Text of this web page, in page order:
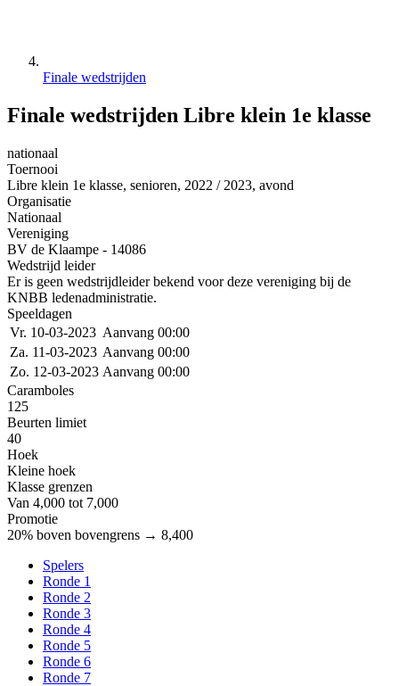
Finale wedstrijden
Finale wedstrijden Libre klein 1e klasse
nationaal
Toernooi
Libre klein 1e klasse, senioren, 2022 / 2023, avond
Organisatie
Nationaal
Vereniging
BV de Klaampe - 14086
Wedstrijd leider
Er is geen wedstrijdleider bekend voor deze vereniging bij de
KNBB ledenadministratie.
Speeldagen
Vr. 10-03-2023 Aanvang 00:00
Za. 11-03-2023 Aanvang 00:00
Zo. 12-03-2023 Aanvang 00:00
Caramboles
125
Beurten limiet
40
Hoek
Kleine hoek
Klasse grenzen
Van 4,000 tot 7,000
Promotie
20% boven bovengrens → 8,400
Spelers
Ronde 1
Ronde 2
Ronde 3
Ronde 4
Ronde 5
Ronde 6
Ronde 7